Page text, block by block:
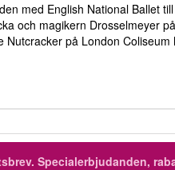
med English National Ballet
och magikern Drosselmeyer
Nutcracker på London Coliseum
Specialerbjudanden,